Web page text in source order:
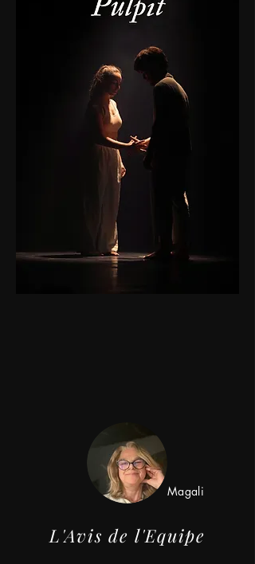
Magali
L'Avis de l'Equipe